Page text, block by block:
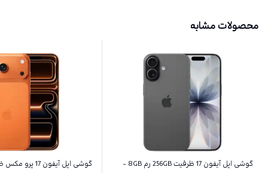
محصولات مشابه
گوشی اپل آیفون 17 ظرفیت 256GB رم 8GB -